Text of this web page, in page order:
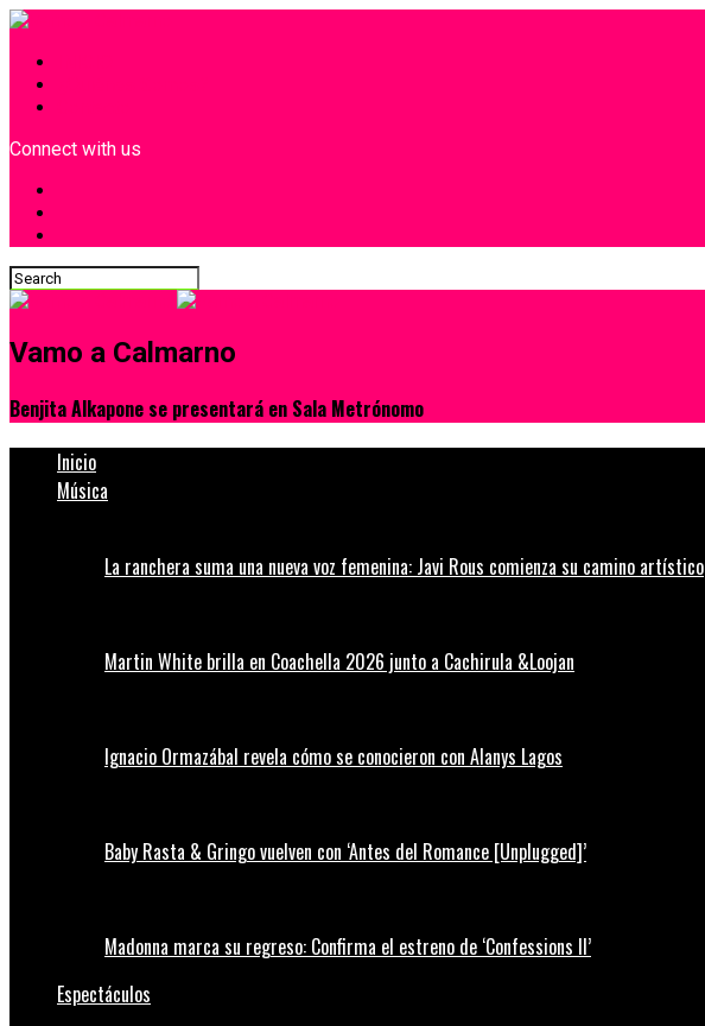
Connect with us
Vamo a Calmarno
Benjita Alkapone se presentará en Sala Metrónomo
Inicio
Música
La ranchera suma una nueva voz femenina: Javi Rous comienza su camino artístico
Martin White brilla en Coachella 2026 junto a Cachirula &Loojan
Ignacio Ormazábal revela cómo se conocieron con Alanys Lagos
Baby Rasta & Gringo vuelven con ‘Antes del Romance [Unplugged]’
Madonna marca su regreso: Confirma el estreno de ‘Confessions II’
Espectáculos